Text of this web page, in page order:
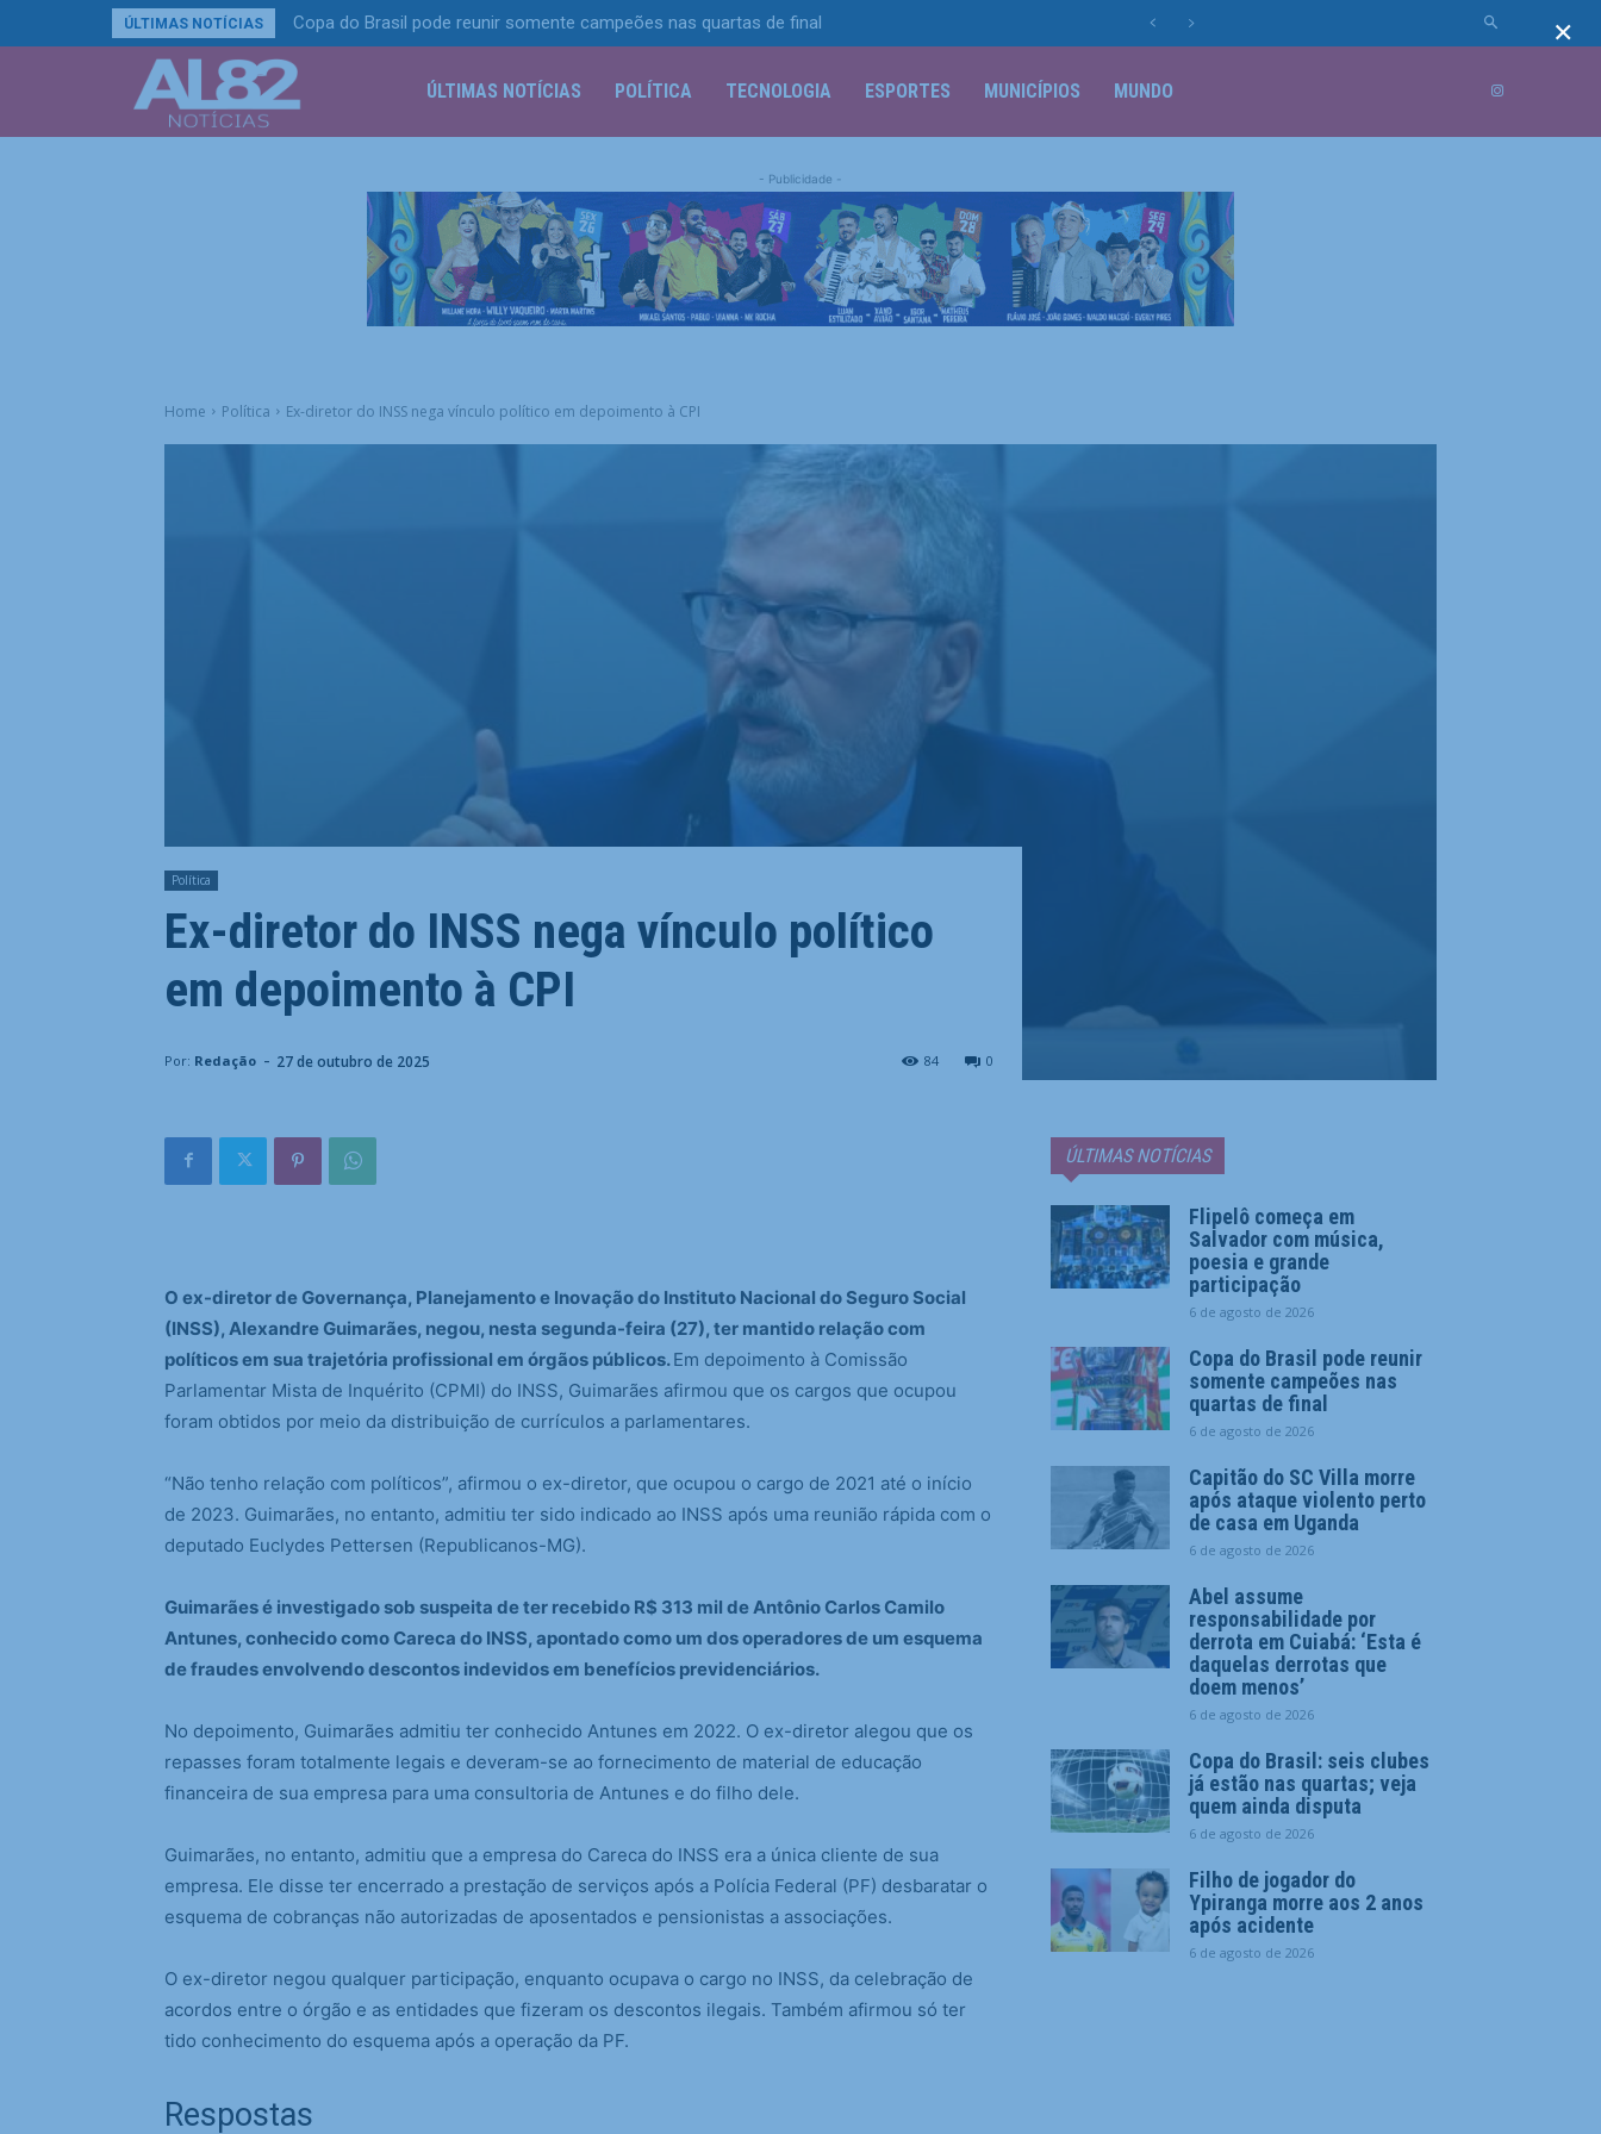
ÚLTIMAS NOTÍCIAS Copa do Brasil pode reunir somente campeões nas quartas de final
ÚLTIMAS NOTÍCIAS POLÍTICA TECNOLOGIA ESPORTES MUNICÍPIOS MUNDO
- Publicidade -
Home Política Ex-diretor do INSS nega vínculo político em depoimento à CPI
Política
Ex-diretor do INSS nega vínculo político
em depoimento à CPI
Por: Redação - 27 de outubro de 2025 0
84
O ex-diretor de Governança, Planejamento e Inovação do Instituto Nacional do Seguro Social
(INSS), Alexandre Guimarães, negou, nesta segunda-feira (27), ter mantido relação com
políticos em sua trajetória profissional em órgãos públicos.Em depoimento à Comissão
Parlamentar Mista de Inquérito (CPMI) do INSS, Guimarães afirmou que os cargos que ocupou
foram obtidos por meio da distribuição de currículos a parlamentares.
“Não tenho relação com políticos”, afirmou o ex-diretor, que ocupou o cargo de 2021 até o início
de 2023. Guimarães, no entanto, admitiu ter sido indicado ao INSS após uma reunião rápida com o
deputado Euclydes Pettersen (Republicanos-MG).
Guimarães é investigado sob suspeita de ter recebido R$ 313 mil de Antônio Carlos Camilo
Antunes, conhecido como Careca do INSS, apontado como um dos operadores de um esquema
de fraudes envolvendo descontos indevidos em benefícios previdenciários.
No depoimento, Guimarães admitiu ter conhecido Antunes em 2022. O ex-diretor alegou que os
repasses foram totalmente legais e deveram-se ao fornecimento de material de educação
financeira de sua empresa para uma consultoria de Antunes e do filho dele.
Guimarães, no entanto, admitiu que a empresa do Careca do INSS era a única cliente de sua
empresa. Ele disse ter encerrado a prestação de serviços após a Polícia Federal (PF) desbaratar o
esquema de cobranças não autorizadas de aposentados e pensionistas a associações.
O ex-diretor negou qualquer participação, enquanto ocupava o cargo no INSS, da celebração de
acordos entre o órgão e as entidades que fizeram os descontos ilegais. Também afirmou só ter
tido conhecimento do esquema após a operação da PF.
Respostas
ÚLTIMAS NOTÍCIAS
Flipelô começa em
Salvador com música,
poesia e grande
participação
6 de agosto de 2026
Copa do Brasil pode reunir
somente campeões nas
quartas de final
6 de agosto de 2026
Capitão do SC Villa morre
após ataque violento perto
de casa em Uganda
6 de agosto de 2026
Abel assume
responsabilidade por
derrota em Cuiabá: ‘Esta é
daquelas derrotas que
doem menos’
6 de agosto de 2026
Copa do Brasil: seis clubes
já estão nas quartas; veja
quem ainda disputa
6 de agosto de 2026
Filho de jogador do
Ypiranga morre aos 2 anos
após acidente
6 de agosto de 2026
×